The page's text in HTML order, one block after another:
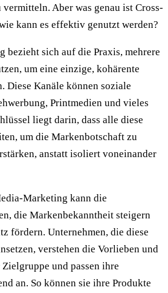
Aber was genau ist Cross-
kann es effektiv genutzt werden?
bezieht sich auf die Praxis, mehrere
um eine einzige, kohärente
Diese Kanäle können soziale
Printmedien und vieles
liegt darin, dass alle diese
um die Markenbotschaft zu
anstatt isoliert voneinander
Marketing kann die
die Markenbekanntheit steigern
fördern. Unternehmen, die diese
verstehen die Vorlieben und
und passen ihre
an. So können sie ihre Produkte